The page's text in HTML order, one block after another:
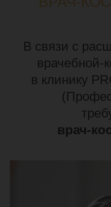
В связи с
врачебной-
в клинику
врач-